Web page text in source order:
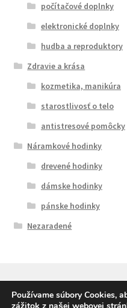
počítačové doplnky
elektronické doplnky
hudba a reproduktory
Zdravie a krása
kozmetika, manikúra
starostlivosť o telo
antistresové pomôcky
Náramkové hodinky
drevené hodinky
dámske hodinky
pánske hodinky
Nezaradené
Používame súbory Cookies,